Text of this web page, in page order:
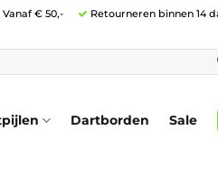
€ 50,- Retourneren binnen 14
Dartborden Sale